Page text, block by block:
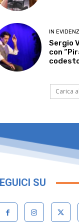
IN
Sergio
con
Carica
SU